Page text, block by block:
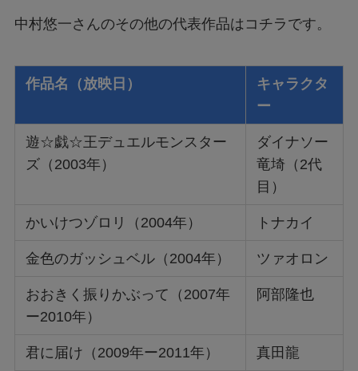
中村悠一さんのその他の代表作品はコチラです。
作品名（放映日）
キャラクタ
ー
遊☆戯☆王デュエルモンスター
ズ（2003年）
ダイナソー
竜埼（2代
目）
かいけつゾロリ（2004年） トナカイ
金色のガッシュベル（2004年） ツァオロン
おおきく振りかぶって（2007年
ー2010年）
阿部隆也
君に届け（2009年ー2011年） 真田龍